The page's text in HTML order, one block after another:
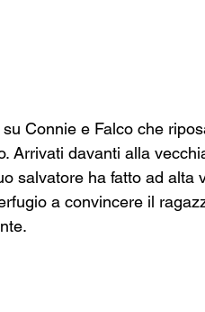
Connie e Falco che
Arrivati davanti alla
salvatore ha fatto ad alta
a convincere il